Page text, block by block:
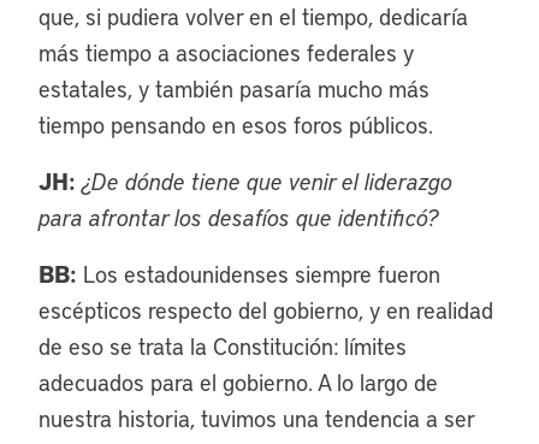
que, si pudiera volver en el tiempo, dedicaría
más tiempo a asociaciones federales y
estatales, y también pasaría mucho más
tiempo pensando en esos foros públicos.
JH: ¿De dónde tiene que venir el liderazgo
para afrontar los desafíos que identificó?
BB: Los estadounidenses siempre fueron
escépticos respecto del gobierno, y en realidad
de eso se trata la Constitución: límites
adecuados para el gobierno. A lo largo de
nuestra historia, tuvimos una tendencia a ser